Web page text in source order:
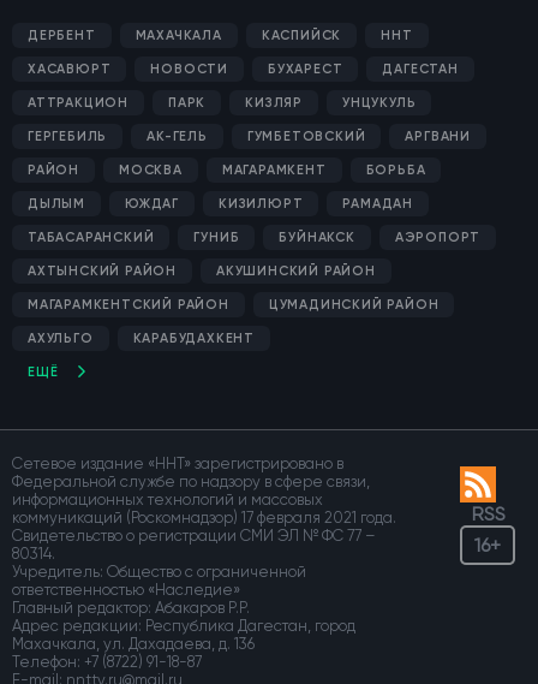
ДЕРБЕНТ МАХАЧКАЛА КАСПИЙСК ННТ
ХАСАВЮРТ НОВОСТИ БУХАРЕСТ ДАГЕСТАН
АТТРАКЦИОН ПАРК КИЗЛЯР УНЦУКУЛЬ
ГЕРГЕБИЛЬ АК-ГЕЛЬ ГУМБЕТОВСКИЙ АРГВАНИ
РАЙОН МОСКВА МАГАРАМКЕНТ БОРЬБА
ДЫЛЫМ ЮЖДАГ КИЗИЛЮРТ РАМАДАН
ТАБАСАРАНСКИЙ ГУНИБ БУЙНАКСК АЭРОПОРТ
АХТЫНСКИЙ РАЙОН АКУШИНСКИЙ РАЙОН
МАГАРАМКЕНТСКИЙ РАЙОН ЦУМАДИНСКИЙ РАЙОН
АХУЛЬГО КАРАБУДАХКЕНТ
ЕЩЁ
Сетевое издание «ННТ» зарегистрировано в
Федеральной службе по надзору в сфере связи,
информационных технологий и массовых
коммуникаций (Роскомнадзор) 17 февраля 2021 года.
Свидетельство о регистрации СМИ ЭЛ № ФС 77 –
80314.
Учредитель: Общество с ограниченной
ответственностью «Наследие»
Главный редактор: Абакаров Р.Р.
Адрес редакции: Республика Дагестан, город
Махачкала, ул. Дахадаева, д. 136
Телефон: +7 (8722) 91-18-87
E-mail:
RSS
16+